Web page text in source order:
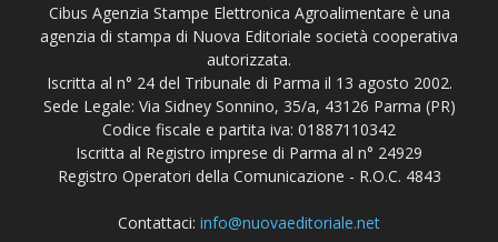
Cibus Agenzia Stampe Elettronica Agroalimentare è una
agenzia di stampa di Nuova Editoriale società cooperativa
autorizzata.
Iscritta al n° 24 del Tribunale di Parma il 13 agosto 2002.
Sede Legale: Via Sidney Sonnino, 35/a, 43126 Parma (PR)
Codice fiscale e partita iva: 01887110342
Iscritta al Registro imprese di Parma al n° 24929
Registro Operatori della Comunicazione - R.O.C. 4843
Contattaci: info@nuovaeditoriale.net